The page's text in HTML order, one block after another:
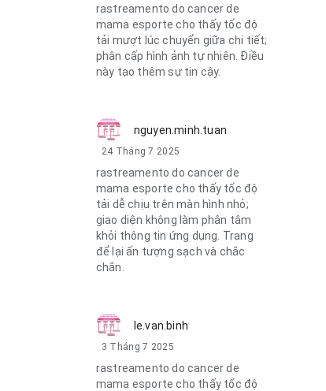
rastreamento do cancer de
mama esporte cho thấy tốc độ
tải mượt lúc chuyển giữa chi tiết;
phân cấp hình ảnh tự nhiên. Điều
này tạo thêm sự tin cậy.
nguyen.minh.tuan
24 Tháng 7 2025
rastreamento do cancer de
mama esporte cho thấy tốc độ
tải dễ chịu trên màn hình nhỏ;
giao diện không làm phân tâm
khỏi thông tin ứng dụng. Trang
để lại ấn tượng sạch và chắc
chắn.
le.van.binh
3 Tháng 7 2025
rastreamento do cancer de
mama esporte cho thấy tốc độ